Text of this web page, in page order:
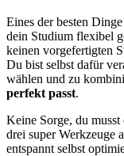
Eines der besten
dein Studium flexibel
keinen vorgefertigten
Du bist selbst dafür
wählen und zu
perfekt passt.
Keine Sorge, du
drei super Werkzeuge
entspannt selbst